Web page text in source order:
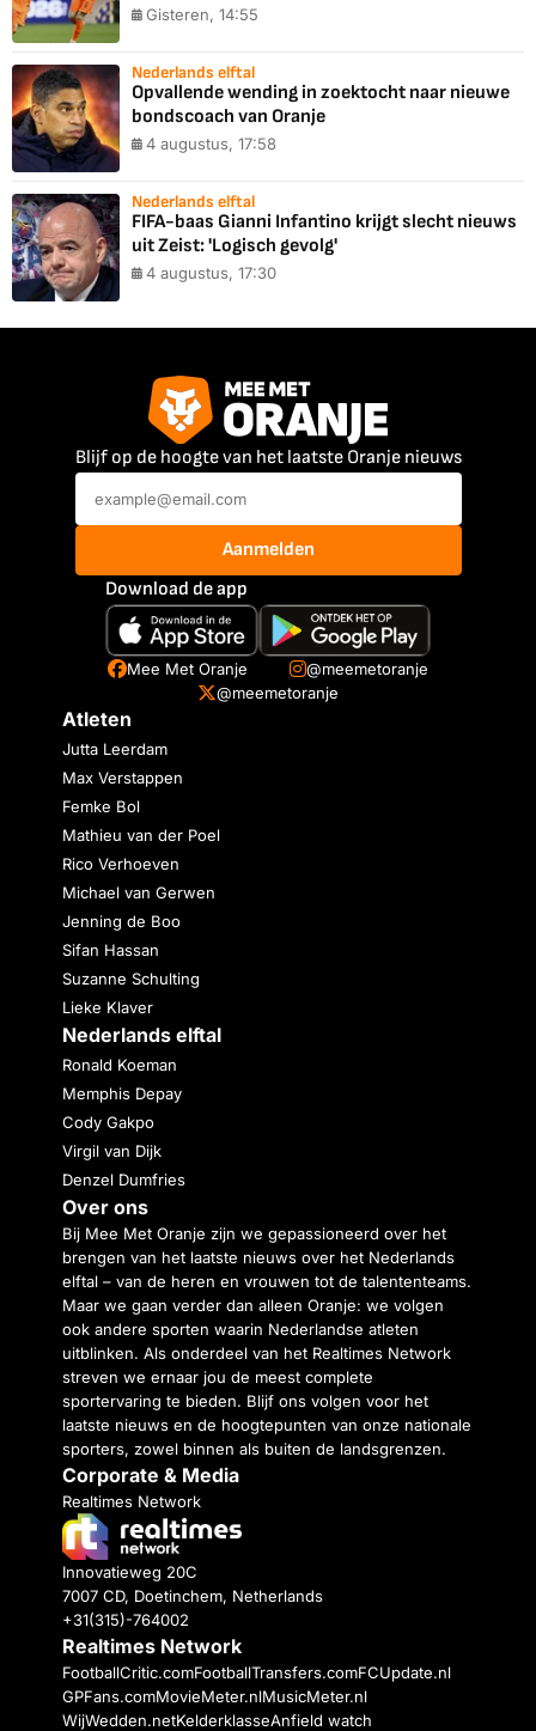
Gisteren, 14:55
Nederlands elftal
Opvallende wending in zoektocht naar nieuwe
bondscoach van Oranje
4 augustus, 17:58
Nederlands elftal
FIFA-baas Gianni Infantino krijgt slecht nieuws
uit Zeist: 'Logisch gevolg'
4 augustus, 17:30
Blijf op de hoogte van het laatste Oranje nieuws
Aanmelden
Download de app
Mee Met Oranje
@meemetoranje
@meemetoranje
Atleten
Jutta Leerdam
Max Verstappen
Femke Bol
Mathieu van der Poel
Rico Verhoeven
Michael van Gerwen
Jenning de Boo
Sifan Hassan
Suzanne Schulting
Lieke Klaver
Nederlands elftal
Ronald Koeman
Memphis Depay
Cody Gakpo
Virgil van Dijk
Denzel Dumfries
Over ons
Bij Mee Met Oranje zijn we gepassioneerd over het
brengen van het laatste nieuws over het Nederlands
elftal – van de heren en vrouwen tot de talententeams.
Maar we gaan verder dan alleen Oranje: we volgen
ook andere sporten waarin Nederlandse atleten
uitblinken. Als onderdeel van het Realtimes Network
streven we ernaar jou de meest complete
sportervaring te bieden. Blijf ons volgen voor het
laatste nieuws en de hoogtepunten van onze nationale
sporters, zowel binnen als buiten de landsgrenzen.
Corporate & Media
Realtimes Network
Innovatieweg 20C
7007 CD, Doetinchem, Netherlands
+31(315)-764002
Realtimes Network
FootballCritic.comFootballTransfers.comFCUpdate.nl
GPFans.comMovieMeter.nlMusicMeter.nl
WijWedden.netKelderklasseAnfield watch